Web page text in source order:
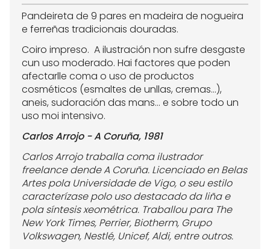
Pandeireta de 9 pares en madeira de nogueira
e ferreñas tradicionais douradas.
Coiro impreso. A ilustración non sufre desgaste
cun uso moderado. Hai factores que poden
afectarlle coma o uso de productos
cosméticos (esmaltes de unllas, cremas...),
aneis, sudoración das mans... e sobre todo un
uso moi intensivo.
Carlos Arrojo - A Coruña, 1981
Carlos Arrojo traballa coma ilustrador
freelance dende A Coruña. Licenciado en Belas
Artes pola Universidade de Vigo, o seu estilo
caracterízase polo uso destacado da liñae
pola síntesis xeométrica. Traballou para The
New York Times, Perrier, Biotherm, Grupo
Volkswagen, Nestlé, Unicef, Aldi, entre outros.